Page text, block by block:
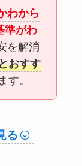
わから
準がわ
を解消
おすす
す。
る